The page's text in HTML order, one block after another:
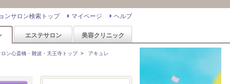
ヘルプ
マイページ
ンサロン検索トップ
エステサロン 美容クリニック
ン心斎橋・難波・天王寺トップ> アキュレ